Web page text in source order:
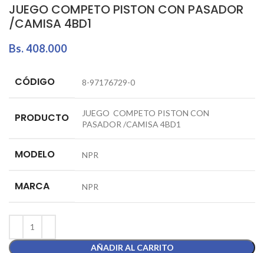
JUEGO COMPETO PISTON CON PASADOR
/CAMISA 4BD1
Bs.408.000
CÓDIGO 8-97176729-0
PRODUCTO
JUEGO COMPETO PISTON CON
PASADOR /CAMISA 4BD1
MODELO NPR
MARCA NPR
AÑADIR AL CARRITO